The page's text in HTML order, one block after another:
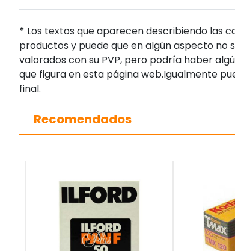
* Los textos que aparecen describiendo las
productos y puede que en algún aspecto
valorados con su PVP, pero podría haber
que figura en esta página web.Igualmente
final.
Recomendados